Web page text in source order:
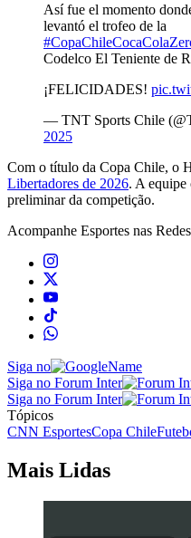
Así fue el momento
levantó el trofeo de la
Codelco El Teniente de
¡FELICIDADES!
— TNT Sports Chile
2025
Com o título da Copa Chile, o
Libertadores de 2026. A equipe
preliminar da competição.
Acompanhe Esportes nas
Siga no
Siga no Forum Inter
Siga no Forum Inter
Tópicos
CNN EsportesCopa Chile
Mais Lidas